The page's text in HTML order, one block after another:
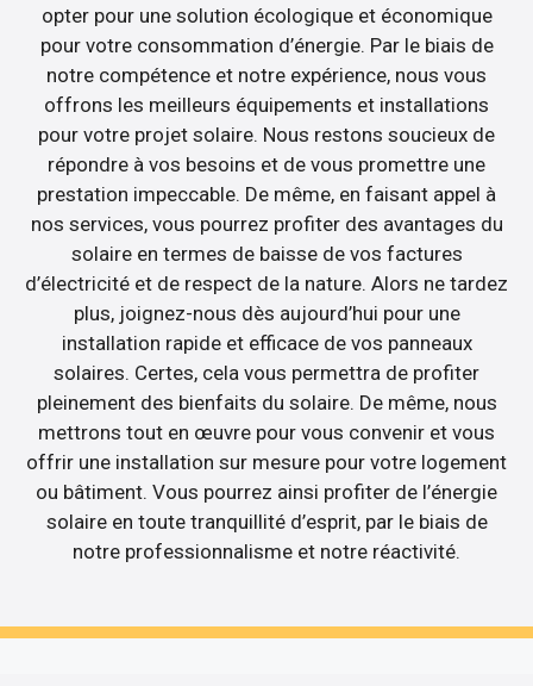
opter pour une solution écologique et économique
pour votre consommation d’énergie. Par le biais de
notre compétence et notre expérience, nous vous
offrons les meilleurs équipements et installations
pour votre projet solaire. Nous restons soucieux de
répondre à vos besoins et de vous promettre une
prestation impeccable. De même, en faisant appel à
nos services, vous pourrez profiter des avantages du
solaire en termes de baisse de vos factures
d’électricité et de respect de la nature. Alors ne tardez
plus, joignez-nous dès aujourd’hui pour une
installation rapide et efficace de vos panneaux
solaires. Certes, cela vous permettra de profiter
pleinement des bienfaits du solaire. De même, nous
mettrons tout en œuvre pour vous convenir et vous
offrir une installation sur mesure pour votre logement
ou bâtiment. Vous pourrez ainsi profiter de l’énergie
solaire en toute tranquillité d’esprit, par le biais de
notre professionnalisme et notre réactivité.